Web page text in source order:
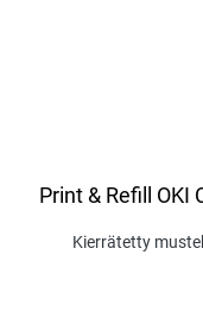
Print & Refill
Kierrätetty